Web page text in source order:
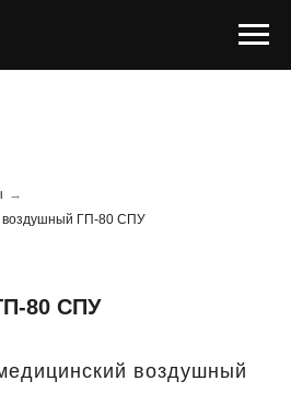
→
воздушный ГП-80 СПУ
80 СПУ
воздушный